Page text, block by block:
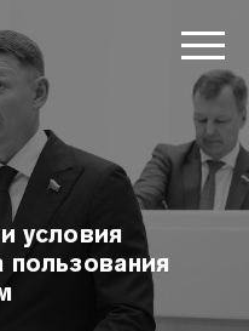
условия